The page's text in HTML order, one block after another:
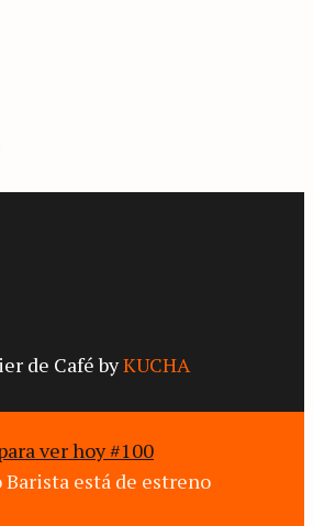
de Café byKUCHA
ver hoy #100
Barista está de estreno